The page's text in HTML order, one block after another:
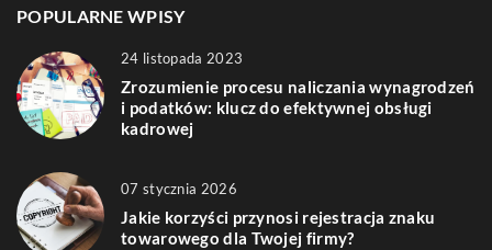
POPULARNE WPISY
24 listopada 2023
Zrozumienie procesu naliczania wynagrodzeń
i podatków: klucz do efektywnej obsługi
kadrowej
07 stycznia 2026
Jakie korzyści przynosi rejestracja znaku
towarowego dla Twojej firmy?